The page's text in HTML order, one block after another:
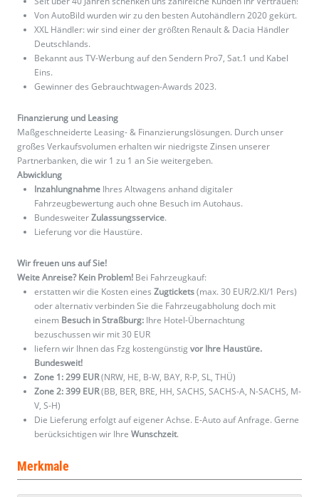
Von AutoBild wurden wir zu den besten Autohändlern 2020 gekürt.
XXL Händler: wir sind einer der größten Renault & Dacia Händler
Deutschlands.
Bekannt aus TV-Werbung auf den Sendern Pro7, Sat.1 und Kabel
Eins.
Gewinner des Gebrauchtwagen-Awards 2023.
Finanzierung und Leasing
Maßgeschneiderte Leasing- & Finanzierungslösungen. Durch unser
großes Verkaufsvolumen erhalten wir niedrigste Zinsen unserer
Partnerbanken, die wir 1 zu 1 an Sie weitergeben.
Abwicklung
Inzahlungnahme Ihres Altwagens anhand digitaler
Fahrzeugbewertung auch ohne Besuch im Autohaus.
BundesweiterZulassungsservice.
Lieferung vor die Haustüre.
Wir freuen uns auf Sie!
Weite Anreise? Kein Problem! Bei Fahrzeugkauf:
erstatten wir die Kosten eines Zugtickets(max. 30 EUR/2.Kl/1 Pers)
oder alternativ verbinden Sie die Fahrzeugabholung doch mit
einem Besuch in Straßburg: Ihre Hotel-Übernachtung
bezuschussen wir mit 30 EUR
liefern wir Ihnen das Fzg kostengünstig vor Ihre Haustüre.
Bundesweit!
Zone 1: 299 EUR(NRW, HE, B-W, BAY, R-P, SL, THÜ)
Zone 2: 399 EUR(BB, BER, BRE, HH, SACHS, SACHS-A, N-SACHS, M-
V, S-H)
Die Lieferung erfolgt auf eigener Achse. E-Auto auf Anfrage. Gerne
berücksichtigen wir Ihre Wunschzeit.
Merkmale